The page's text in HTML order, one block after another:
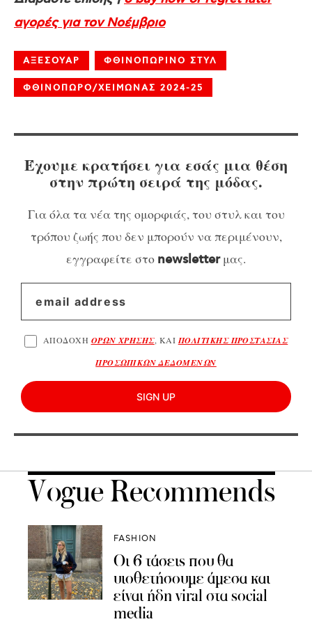
αγορές για τον Νοέμβριο
ΑΞΕΣΟΥΑΡ ΦΘΙΝΟΠΩΡΙΝΟ ΣΤΥΛ
ΦΘΙΝΟΠΩΡΟ/ΧΕΙΜΩΝΑΣ 2024-25
Έχουμε κρατήσει για εσάς μια θέση
στην πρώτη σειρά της μόδας.
Για όλα τα νέα της ομορφιάς, του στυλ και του
τρόπου ζωής που δεν μπορούν να περιμένουν,
εγγραφείτε στο newsletterμας.
ΑΠΟΔΟΧΗ ΟΡΩΝ ΧΡΗΣΗΣ, ΚΑΙ ΠΟΛΙΤΙΚΗΣ ΠΡΟΣΤΑΣΙΑΣ
ΠΡΟΣΩΠΙΚΩΝ ΔΕΔΟΜΕΝΩΝ
SIGN UP
Vogue Recommends
FASHION
Οι 6 τάσεις που θα
υιοθετήσουμε άμεσα και
είναι ήδη viral στα social
media